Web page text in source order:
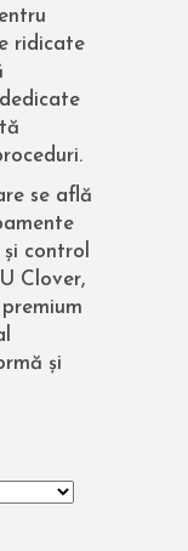
ridicate
se află
control
Clover,
și